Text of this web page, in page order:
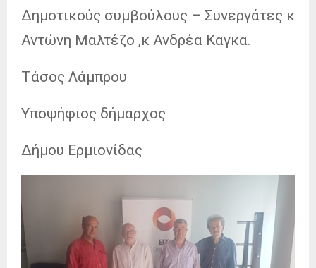
Δημοτικούς συμβούλους – Συνεργάτες κ
Αντώνη Μαλτέζο ,κ Ανδρέα Καγκα.
Τάσος Λάμπρου
Υποψήφιος δήμαρχος
Δήμου Ερμιονίδας